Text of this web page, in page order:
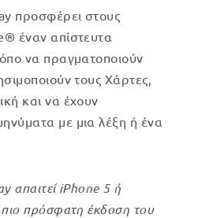
προσφέρει στους
έναν απίστευτα
να πραγματοποιούν
τους Χάρτες,
και να έχουν
με μια λέξη ή ένα
απαιτεί iPhone 5 ή
πιο πρόσφατη έκδοση του